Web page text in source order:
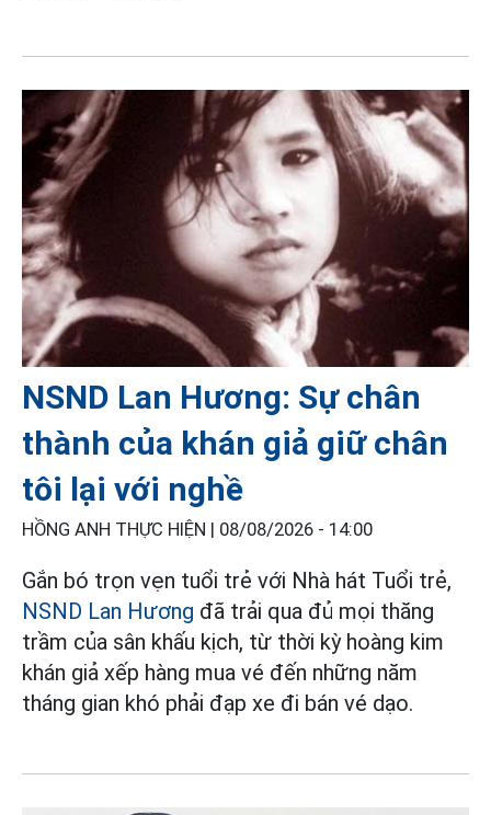
NSND Lan Hương: Sự chân
thành của khán giả giữ chân
tôi lại với nghề
HỒNG ANH THỰC HIỆN | 08/08/2026 - 14:00
Gắn bó trọn vẹn tuổi trẻ với Nhà hát Tuổi trẻ,
NSND Lan Hương đã trải qua đủ mọi thăng
trầm của sân khấu kịch, từ thời kỳ hoàng kim
khán giả xếp hàng mua vé đến những năm
tháng gian khó phải đạp xe đi bán vé dạo.